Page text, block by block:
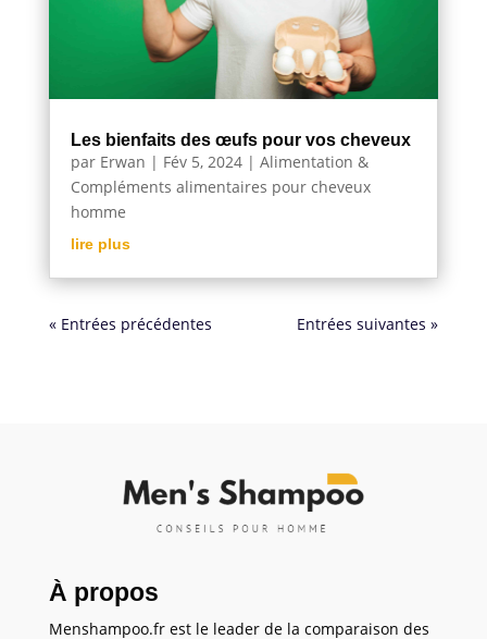
Les bienfaits des œufs pour vos cheveux
par Erwan | Fév 5, 2024| Alimentation &
Compléments alimentaires pour cheveux
homme
lire plus
« Entrées précédentes Entrées suivantes »
À propos
Menshampoo.fr est le leader de la comparaison des